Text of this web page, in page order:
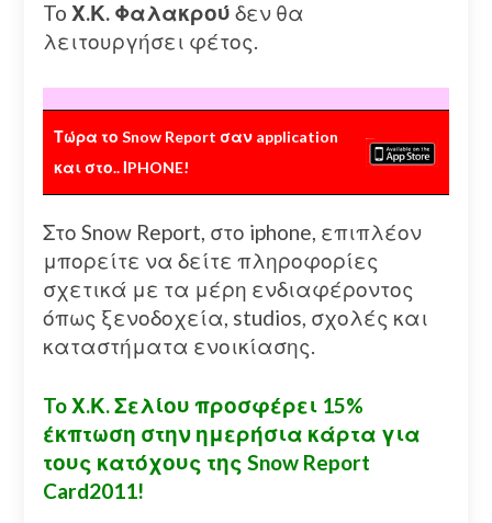
To Χ.Κ. Φαλακρού δεν θα
λειτουργήσει φέτος.
Τώρα το Snow Report σαν application
και στο.. ΙPHONE!
Στο Snow Report, στο iphone, επιπλέον
μπορείτε να δείτε πληροφορίες
σχετικά με τα μέρη ενδιαφέροντος
όπως ξενοδοχεία, studios, σχολές και
καταστήματα ενοικίασης.
To Χ.Κ. Σελίου προσφέρει 15%
έκπτωση στην ημερήσια κάρτα για
τους κατόχους της Snow Report
Card2011!